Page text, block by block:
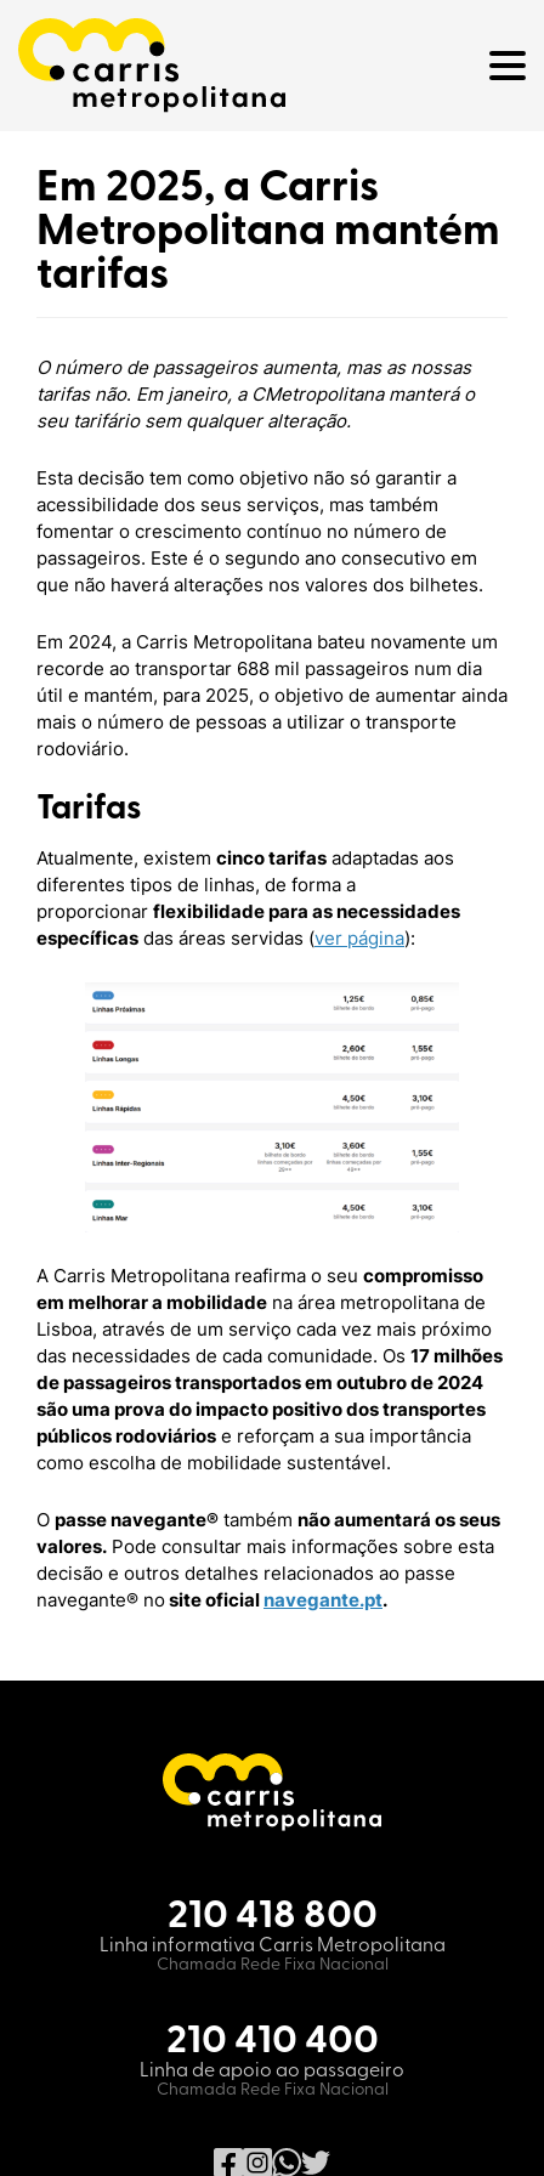
Em 2025, a Carris
Metropolitana mantém
tarifas
O número de passageiros aumenta, mas as nossas
tarifas não. Em janeiro, a CMetropolitana manterá o
seu tarifário sem qualquer alteração.
Esta decisão tem como objetivo não só garantir a
acessibilidade dos seus serviços, mas também
fomentar o crescimento contínuo no número de
passageiros. Este é o segundo ano consecutivo em
que não haverá alterações nos valores dos bilhetes.
Em 2024, a Carris Metropolitana bateu novamente um
recorde ao transportar 688 mil passageiros num dia
útil e mantém, para 2025, o objetivo de aumentar ainda
mais o número de pessoas a utilizar o transporte
rodoviário.
Tarifas
Atualmente, existem cinco tarifas adaptadas aos
diferentes tipos de linhas, de forma a
proporcionar flexibilidade para as necessidades
específicas das áreas servidas (ver página):
A Carris Metropolitana reafirma o seu compromisso
em melhorar a mobilidade na área metropolitana de
Lisboa, através de um serviço cada vez mais próximo
das necessidades de cada comunidade. Os 17 milhões
de passageiros transportados em outubro de 2024
são uma prova do impacto positivo dos transportes
públicos rodoviários e reforçam a sua importância
como escolha de mobilidade sustentável.
O passe navegante® também não aumentará os seus
valores. Pode consultar mais informações sobre esta
decisão e outros detalhes relacionados ao passe
navegante® nosite oficial navegante.pt.
210 418 800
Linha informativa Carris Metropolitana
Chamada Rede Fixa Nacional
210 410 400
Linha de apoio ao passageiro
Chamada Rede Fixa Nacional